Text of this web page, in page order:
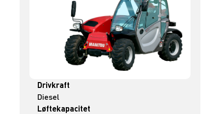
Drivkraft
Diesel
Løftekapacitet